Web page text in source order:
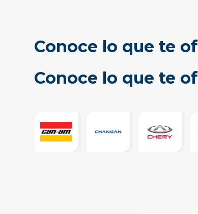
Conoce lo que te
Conoce lo que te